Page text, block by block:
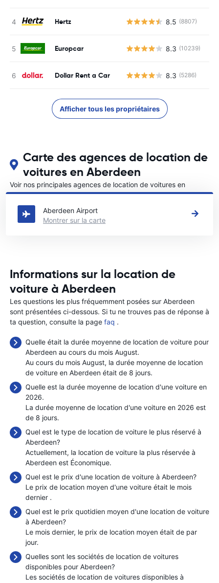
Hertz 8.5 (8807)
Europcar 8.3 (10239)
Dollar Rent a Car 8.3 (5286)
Afficher tous les propriétaires
Carte des agences de location de
voitures en Aberdeen
Voir nos principales agences de location de voitures en
Aberdeen
Aberdeen Airport
Montrer sur la carte
Informations sur la location de
voiture à Aberdeen
Les questions les plus fréquemment posées sur Aberdeen
sont présentées ci-dessous. Si tu ne trouves pas de réponse à
ta question, consulte la page faq .
Quelle était la durée moyenne de location de voiture pour
Aberdeen au cours du mois August.
Au cours du mois August, la durée moyenne de location
de voiture en Aberdeen était de 8 jours.
Quelle est la durée moyenne de location d'une voiture en
2026.
La durée moyenne de location d'une voiture en 2026 est
de 8 jours.
Quel est le type de location de voiture le plus réservé à
Aberdeen?
Actuellement, la location de voiture la plus réservée à
Aberdeen est Économique.
Quel est le prix d'une location de voiture à Aberdeen?
Le prix de location moyen d'une voiture était le mois
dernier .
Quel est le prix quotidien moyen d'une location de voiture
à Aberdeen?
Le mois dernier, le prix de location moyen était de par
jour.
Quelles sont les sociétés de location de voitures
disponibles pour Aberdeen?
Les sociétés de location de voitures disponibles à